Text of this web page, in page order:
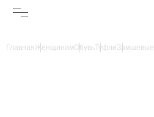
ГлавнаяЖенщинамОбувьТуфли